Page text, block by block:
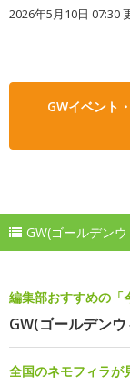
2026年5月10日 07:30
GWイベント
GW(ゴールデン
編集部おすすめの「
GW(ゴールデン
全国のネモフィラが